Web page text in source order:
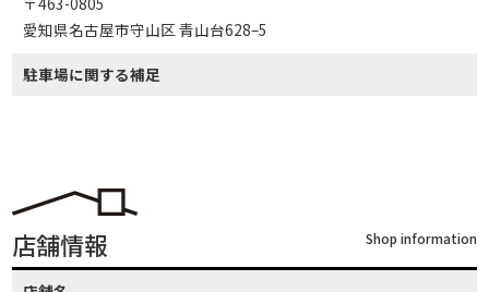
愛知県名古屋市守山区 青山台628–5
駐車場に関する補足
店舗情報 Shop information